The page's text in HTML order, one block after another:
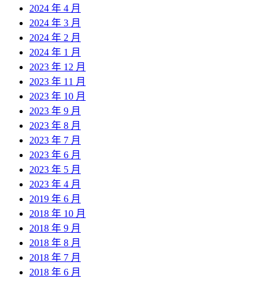
2024 年 4 月
2024 年 3 月
2024 年 2 月
2024 年 1 月
2023 年 12 月
2023 年 11 月
2023 年 10 月
2023 年 9 月
2023 年 8 月
2023 年 7 月
2023 年 6 月
2023 年 5 月
2023 年 4 月
2019 年 6 月
2018 年 10 月
2018 年 9 月
2018 年 8 月
2018 年 7 月
2018 年 6 月